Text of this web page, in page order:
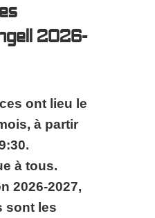
2026-
ont lieu le
à partir
à tous.
2026-2027,
sont les